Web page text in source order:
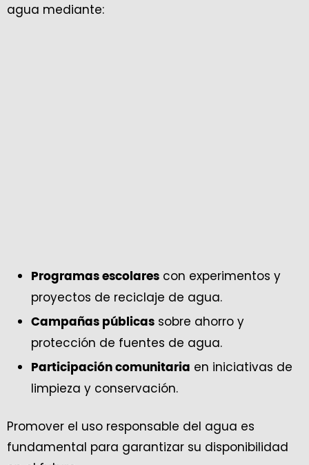
agua mediante:
Programas escolares con experimentos y
proyectos de reciclaje de agua.
Campañas públicas sobre ahorro y
protección de fuentes de agua.
Participación comunitaria en iniciativas de
limpieza y conservación.
Promover el uso responsable del agua es
fundamental para garantizar su disponibilidad